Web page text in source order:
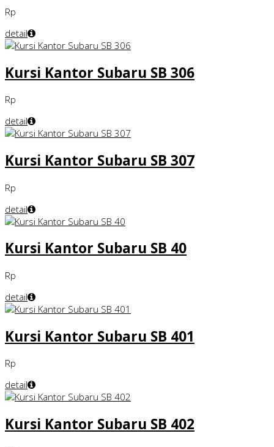
Rp
detail
Kursi Kantor Subaru SB 306
Rp
detail
Kursi Kantor Subaru SB 307
Rp
detail
Kursi Kantor Subaru SB 40
Rp
detail
Kursi Kantor Subaru SB 401
Rp
detail
Kursi Kantor Subaru SB 402